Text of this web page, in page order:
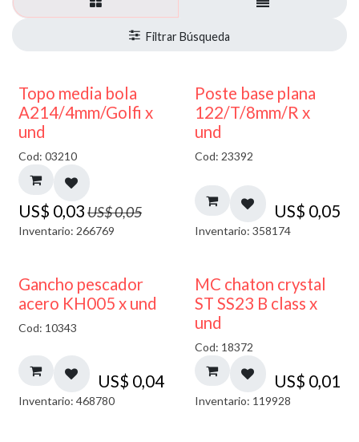
40% DESCUENTO
Topo media bola
A214/4mm/Golfi x
und
Cod: 03210
US$ 0,03US$0,05
Inventario: 266769
Poste base plana
122/T/8mm/R x
und
Cod: 23392
US$ 0,05
Inventario: 358174
Gancho pescador
acero KH005 x und
Cod: 10343
US$ 0,04
Inventario: 468780
MC chaton crystal
ST SS23 B class x
und
Cod: 18372
US$ 0,01
Inventario: 119928